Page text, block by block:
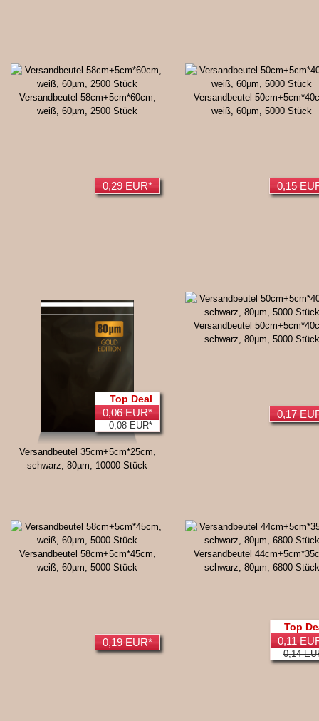
0,29 EUR*
Versandbeutel 58cm+5cm*60cm,
weiß, 60µm, 2500 Stück
0,15
Versandbeutel
weiß, 60µm, 5000 Stück
Top Deal
0,06 EUR*
0,08 EUR*
Versandbeutel 35cm+5cm*25cm,
schwarz, 80µm, 10000 Stück
0,17
Versandbeutel
schwarz, 80µm, 5000 Stück
0,19 EUR*
Versandbeutel 58cm+5cm*45cm,
weiß, 60µm, 5000 Stück
Top
0,11
0,14
Versandbeutel
schwarz, 80µm, 6800 Stück